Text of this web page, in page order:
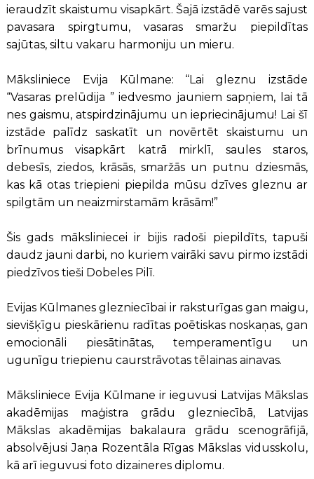
ieraudzīt skaistumu visapkārt. Šajā izstādē varēs sajust
pavasara spirgtumu, vasaras smaržu piepildītas
sajūtas, siltu vakaru harmoniju un mieru.
Māksliniece Evija Kūlmane: “Lai gleznu izstāde
“Vasaras prelūdija ” iedvesmo jauniem sapņiem, lai tā
nes gaismu, atspirdzinājumu un iepriecinājumu! Lai šī
izstāde palīdz saskatīt un novērtēt skaistumu un
brīnumus visapkārt katrā mirklī, saules staros,
debesīs, ziedos, krāsās, smaržās un putnu dziesmās,
kas kā otas triepieni piepilda mūsu dzīves gleznu ar
spilgtām un neaizmirstamām krāsām!”
Šis gads māksliniecei ir bijis radoši piepildīts, tapuši
daudz jauni darbi, no kuriem vairāki savu pirmo izstādi
piedzīvos tieši Dobeles Pilī.
Evijas Kūlmanes glezniecībai ir raksturīgas gan maigu,
sievišķīgu pieskārienu radītas poētiskas noskaņas, gan
emocionāli piesātinātas, temperamentīgu un
ugunīgu triepienu caurstrāvotas tēlainas ainavas.
Māksliniece Evija Kūlmane ir ieguvusi Latvijas Mākslas
akadēmijas maģistra grādu glezniecībā, Latvijas
Mākslas akadēmijas bakalaura grādu scenogrāfijā,
absolvējusi Jaņa Rozentāla Rīgas Mākslas vidusskolu,
kā arī ieguvusi foto dizaineres diplomu.